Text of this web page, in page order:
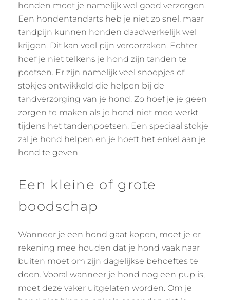
honden moet je namelijk wel goed verzorgen.
Een hondentandarts heb je niet zo snel, maar
tandpijn kunnen honden daadwerkelijk wel
krijgen. Dit kan veel pijn veroorzaken. Echter
hoef je niet telkens je hond zijn tanden te
poetsen. Er zijn namelijk veel snoepjes of
stokjes ontwikkeld die helpen bij de
tandverzorging van je hond. Zo hoef je je geen
zorgen te maken als je hond niet mee werkt
tijdens het tandenpoetsen. Een speciaal stokje
zal je hond helpen en je hoeft het enkel aan je
hond te geven
Een kleine of grote
boodschap
Wanneer je een hond gaat kopen, moet je er
rekening mee houden dat je hond vaak naar
buiten moet om zijn dagelijkse behoeftes te
doen. Vooral wanneer je hond nog een pup is,
moet deze vaker uitgelaten worden. Om je